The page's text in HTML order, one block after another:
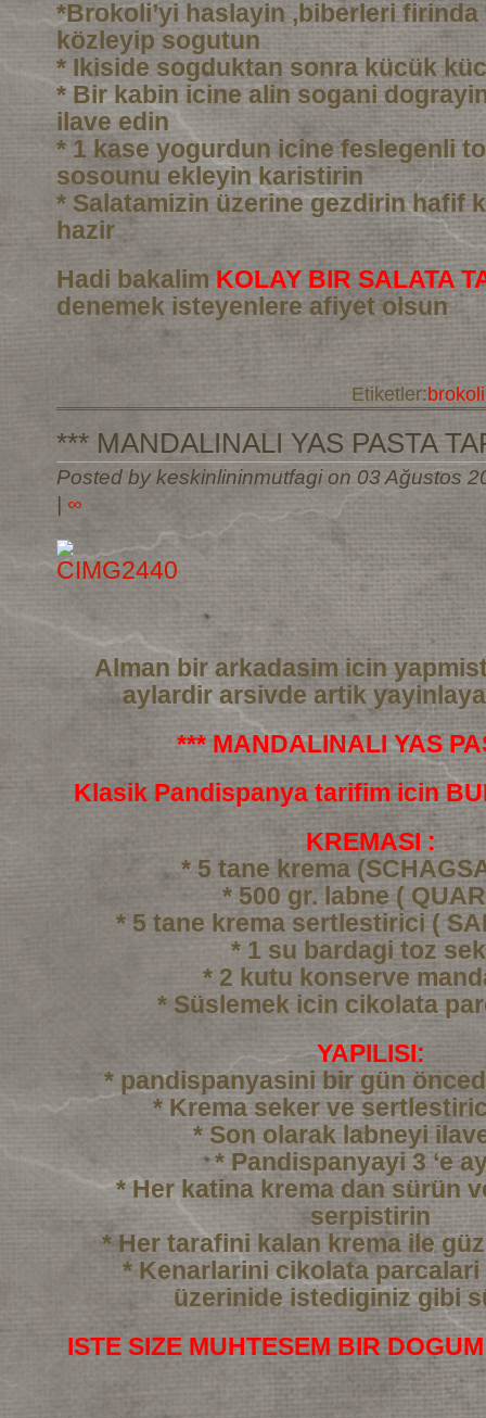
*Brokoli’yi haslayin ,biberleri firinda
közleyip sogutun
* Ikiside sogduktan sonra kücük
* Bir kabin icine alin sogani
ilave edin
* 1 kase yogurdun icine feslegenli
sosounu ekleyin karistirin
* Salatamizin üzerine gezdirin hafif
hazir
Hadi bakalim KOLAY BIR SALATA
denemek isteyenlere afiyet olsun
Etiketler:brokoli
*** MANDALINALI YAS PASTA
Posted by keskinlininmutfagi on 03 Ağustos
∞
Alman bir arkadasim icin
aylardir arsivde artik
*** MANDALINALI YAS
Klasik Pandispanya tarifim icin
KREMASI :
* 5 tane krema
* 500 gr. labne (
* 5 tane krema sertlestirici (
* 1 su bardagi toz
* 2 kutu konserve
* Süslemek icin cikolata
YAPILISI:
* pandispanyasini bir gün
* Krema seker ve
* Son olarak labneyi
* Pandispanyayi 3 ‘e
* Her katina krema dan sürün
serpistirin
* Her tarafini kalan krema ile
* Kenarlarini cikolata
üzerinide istediginiz gibi
ISTE SIZE MUHTESEM BIR